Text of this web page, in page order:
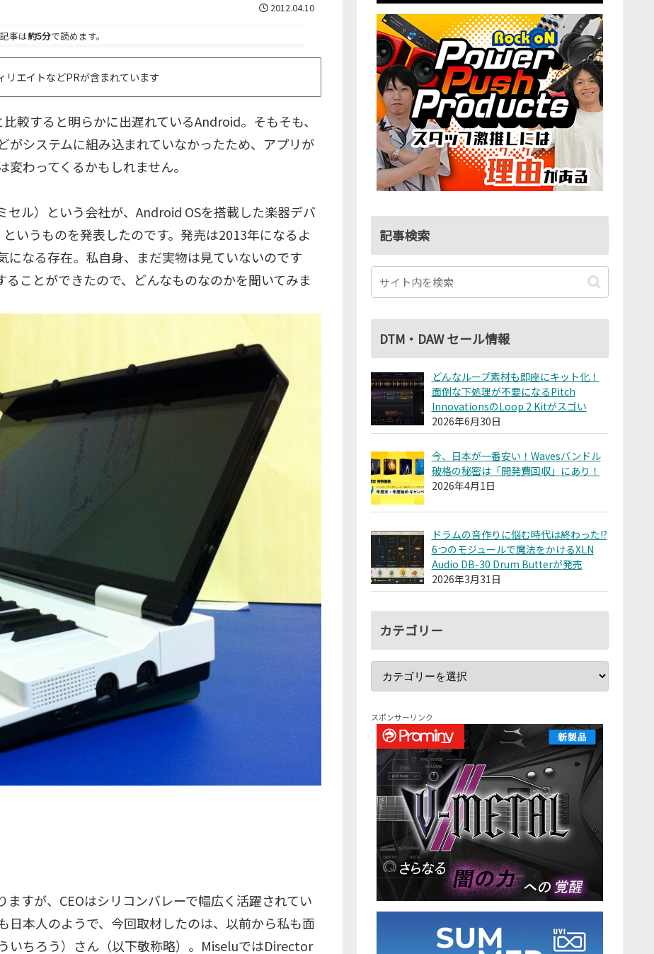
2012.04.10
事は約5分で読めます。
リエイトなどPRが含まれています
較すると明らかに出遅れているAndroid。そもそも、
がシステムに組み込まれていなかったため、アプリが
わってくるかもしれません。
ミセル）という会社が、Android OSを搭載した楽器デバ
というものを発表したのです。発売は2013年になるよ
になる存在。私自身、まだ実物は見ていないのです
ことができたので、どんなものなのかを聞いてみま
すが、CEOはシリコンバレーで幅広く活躍されてい
日本人のようで、今回取材したのは、以前から私も面
いちろう）さん（以下敬称略）。MiseluではDirector
記事検索
DTM・DAW セール情報
どんなループ素材も即座にキット化！
面倒な下処理が不要になるPitch
InnovationsのLoop 2 Kitがスゴい
2026年6月30日
今、日本が一番安い！Wavesバンドル
破格の秘密は「開発費回収」にあり！
2026年4月1日
ドラムの音作りに悩む時代は終わった!?
6つのモジュールで魔法をかけるXLN
Audio DB-30 Drum Butterが発売
2026年3月31日
カテゴリー
スポンサーリンク